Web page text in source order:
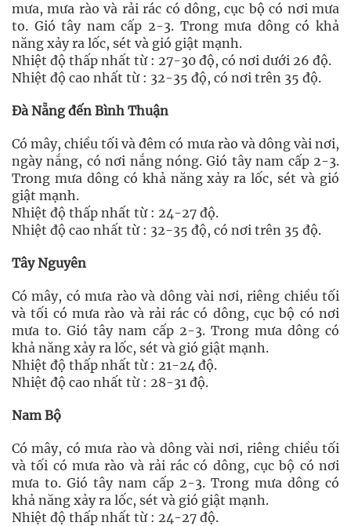
mưa, mưa rào và rải rác có dông, cục bộ có nơi mưa
to. Gió tây nam cấp 2-3. Trong mưa dông có khả
năng xảy ra lốc, sét và gió giật mạnh.
Nhiệt độ thấp nhất từ : 27-30 độ, có nơi dưới 26 độ.
Nhiệt độ cao nhất từ : 32-35 độ, có nơi trên 35 độ.
Đà Nẵng đến Bình Thuận
Có mây, chiều tối và đêm có mưa rào và dông vài nơi,
ngày nắng, có nơi nắng nóng. Gió tây nam cấp 2-3.
Trong mưa dông có khả năng xảy ra lốc, sét và gió
giật mạnh.
Nhiệt độ thấp nhất từ : 24-27 độ.
Nhiệt độ cao nhất từ : 32-35 độ, có nơi trên 35 độ.
Tây Nguyên
Có mây, có mưa rào và dông vài nơi, riêng chiều tối
và tối có mưa rào và rải rác có dông, cục bộ có nơi
mưa to. Gió tây nam cấp 2-3. Trong mưa dông có
khả năng xảy ra lốc, sét và gió giật mạnh.
Nhiệt độ thấp nhất từ : 21-24 độ.
Nhiệt độ cao nhất từ : 28-31 độ.
Nam Bộ
Có mây, có mưa rào và dông vài nơi, riêng chiều tối
và tối có mưa rào và rải rác có dông, cục bộ có nơi
mưa to. Gió tây nam cấp 2-3. Trong mưa dông có
khả năng xảy ra lốc, sét và gió giật mạnh.
Nhiệt độ thấp nhất từ : 24-27 độ.